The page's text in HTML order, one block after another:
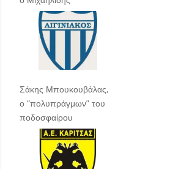
Σάκης Μπουκουβάλας,
ο “πολυπράγμων” του
ποδοσφαίρου